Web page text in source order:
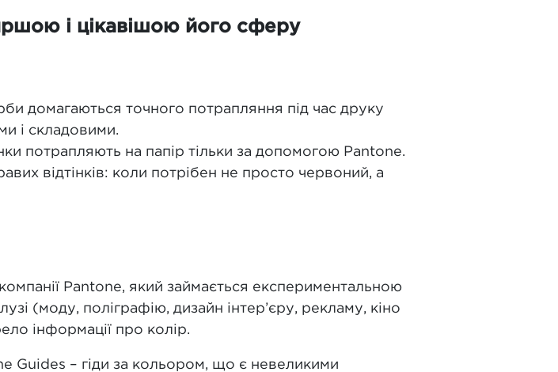
і цікавішою його сферу
домагаються точного потрапляння під час друку
і складовими.
потрапляють на папір тільки за допомогою Pantone.
відтінків: коли потрібен не просто червоний, а
Pantone, який займається експериментальною
(моду, поліграфію, дизайн інтер’єру, рекламу, кіно
інформації про колір.
Guides – гіди за кольором, що є невеликими